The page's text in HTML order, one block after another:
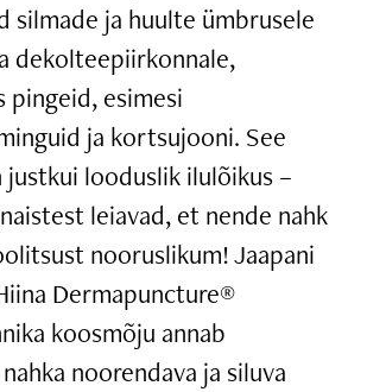
silmade ja huulte ümbrusele
dekolteepiirkonnale,
pingeid, esimesi
ja kortsujooni. See
looduslik ilulõikus –
leiavad, et nende nahk
nooruslikum! Jaapani
Dermapuncture®
koosmõju annab
noorendava ja siluva